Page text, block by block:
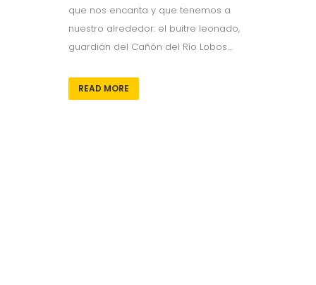
que nos encanta y que tenemos a
nuestro alrededor: el buitre leonado,
guardián del Cañón del Río Lobos....
READ MORE